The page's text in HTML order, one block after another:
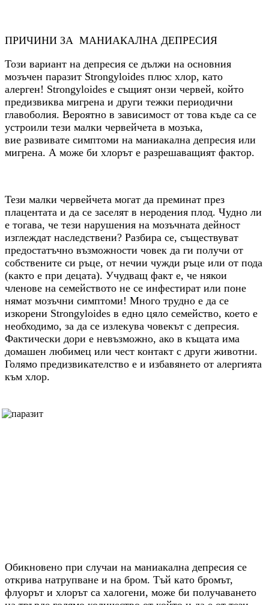
ПРИЧИНИ ЗА МАНИАКАЛНА ДЕПРЕСИЯ
Този вариант на депресия се дължи на основния
мозъчен паразит Strongyloides плюс хлор, като
алерген! Strongyloides е същият онзи червей, който
предизвиква мигрена и други тежки периодични
главоболия. Вероятно в зависимост от това къде са се
устроили тези малки червейчета в мозъка,
вие развивате симптоми на маниакална депресия или
мигрена. А може би хлорът е разрешаващият фактор.
Тези малки червейчета могат да преминат през
плацентата и да се заселят в неродения плод. Чудно ли
е тогава, че тези нарушения на мозъчната дейност
изглеждат наследствени? Разбира се, съществуват
предостатъчно възможности човек да ги получи от
собствените си ръце, от нечии чужди ръце или от пода
(както е при децата). Учудващ факт е, че някои
членове на семейството не се инфестират или поне
нямат мозъчни симптоми! Много трудно е да се
изкорени Strongyloides в едно цяло семейство, което е
необходимо, за да се излекува човекът с депресия.
Фактически дори е невъзможно, ако в къщата има
домашен любимец или чест контакт с други животни.
Голямо предизвикателство е и избавянето от алергията
към хлор.
Обикновено при случаи на маниакална депресия се
открива натрупване и на бром. Тъй като бромът,
флуорът и хлорът са халогени, може би получаването